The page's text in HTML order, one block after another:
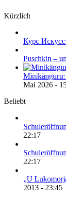
Kürzlich
Курс
Puschkin –
Minikänguru:
Mai 2026 -
Beliebt
22:17
22:17
„U
2013 - 23:45